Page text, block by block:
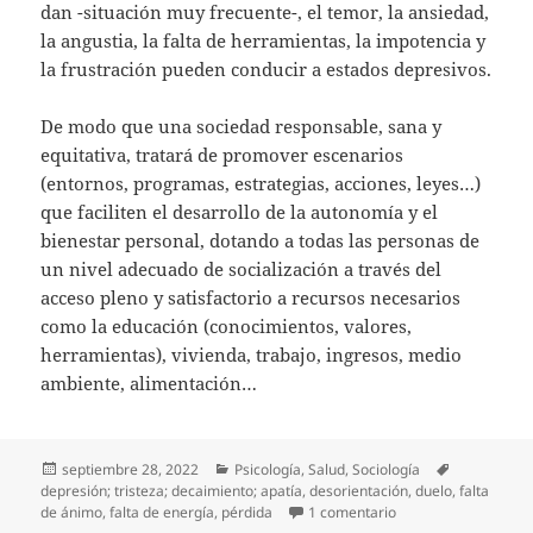
dan -situación muy frecuente-, el temor, la ansiedad,
la angustia, la falta de herramientas, la impotencia y
la frustración pueden conducir a estados depresivos.
De modo que una sociedad responsable, sana y
equitativa, tratará de promover escenarios
(entornos, programas, estrategias, acciones, leyes…)
que faciliten el desarrollo de la autonomía y el
bienestar personal, dotando a todas las personas de
un nivel adecuado de socialización a través del
acceso pleno y satisfactorio a recursos necesarios
como la educación (conocimientos, valores,
herramientas), vivienda, trabajo, ingresos, medio
ambiente, alimentación…
Publicado
el
septiembre 28, 2022 Categorías
Psicología,Salud,Sociología
depresión; tristeza; decaimiento; apatía,desorientación,duelo,falta
de ánimo,falta de energía, pérdida 1 comentarioen Píldoras